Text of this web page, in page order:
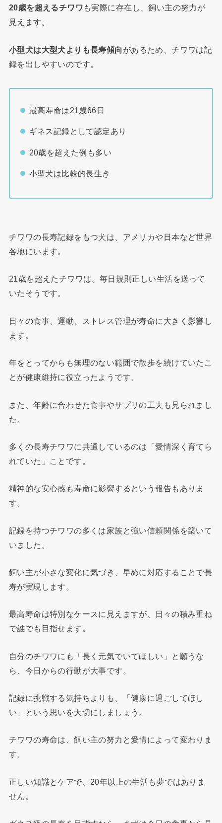
20歳を超えるチワワ も実際に存在し、飼い主の努力が
見えます。
小型犬は大型犬よりも長寿傾向 があるため、チワワは記
録を出しやすいのです。
最高寿命は21歳66日
ギネス記録として認定あり
20歳を超えた例も多い
小型犬は比較的長生き
チワワの長寿記録をもつ犬は、アメリカや日本など世界
各地にいます。
21歳を超えたチワワは、毎日規則正しい生活を送って
いたそうです。
日々の食事、運動、ストレス管理が寿命に大きく影響し
ます。
年をとってからも無理のない範囲で散歩を続けていたこ
とが健康維持に役立ったようです。
また、年齢に合わせた食事やサプリの工夫も見られまし
た。
多くの長寿チワワに共通しているのは「愛情深く育てら
れていた」ことです。
精神的な安心感も寿命に影響するという報告もありま
す。
記録を持つチワワの多くは家族と強い信頼関係を築いて
いました。
飼い主が小さな変化に気づき、早めに対応することで長
寿が実現します。
最高寿命は特別なケースに見えますが、日々の積み重ね
で誰でも目指せます。
自分のチワワにも「長く元気でいてほしい」と願うな
ら、今日からの行動が大事です。
記録に挑戦する気持ちよりも、「健康に過ごしてほし
い」という思いを大切にしましょう。
チワワの寿命は、飼い主の努力と愛情によって変わりま
す。
正しい知識とケアで、20年以上の生活も夢ではありま
せん。